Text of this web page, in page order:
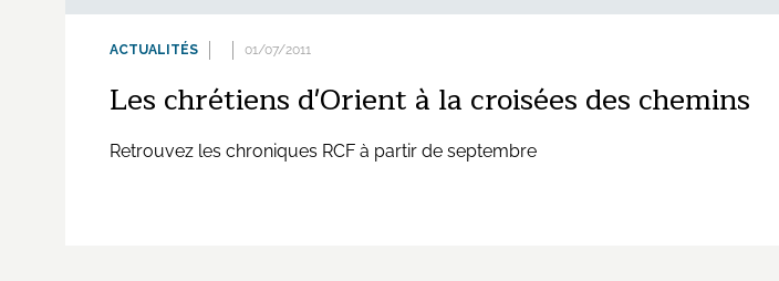
ACTUALITÉS 01/07/2011
Les chrétiens d'Orient à la croisées des chemins
Retrouvez les chroniques RCF à partir de septembre